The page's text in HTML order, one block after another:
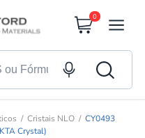
0
Cristais NLO
CY0493
Crystal)